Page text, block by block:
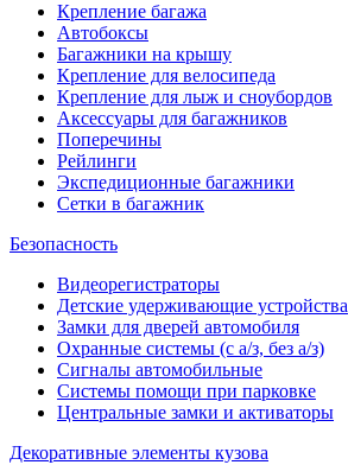
Крепление багажа
Автобоксы
Багажники на крышу
Крепление для велосипеда
Крепление для лыж и сноубордов
Аксессуары для багажников
Поперечины
Рейлинги
Экспедиционные багажники
Сетки в багажник
Безопасность
Видеорегистраторы
Детские удерживающие устройства
Замки для дверей автомобиля
Охранные системы (с а/з, без а/з)
Сигналы автомобильные
Системы помощи при парковке
Центральные замки и активаторы
Декоративные элементы кузова